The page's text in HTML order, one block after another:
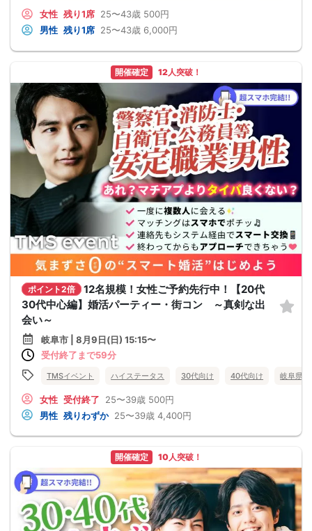
女性 残り1席 25〜43歳 500円
男性 残り1席 25〜43歳 6,000円
開催確定 12人突破！
ポイント2倍
12名規模！女性ご予約先行中！【20代
30代中心編】婚活パーティー・街コン ～真剣な出
会い～
岐阜市 | 8月9日(日) 15:15〜
受付終了まで59分
TMSイベント ハイステータス 30代向け 40代向け 岐阜県
女性 受付終了 25〜39歳 500円
男性 残りわずか 25〜39歳 4,400円
開催確定 10人突破！